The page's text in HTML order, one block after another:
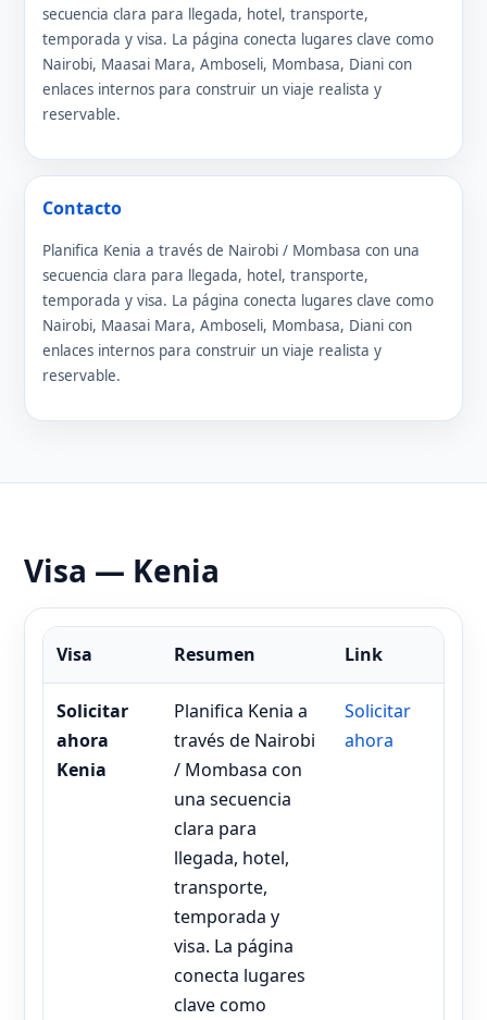
secuencia clara para llegada, hotel, transporte,
temporada y visa. La página conecta lugares clave como
Nairobi, Maasai Mara, Amboseli, Mombasa, Diani con
enlaces internos para construir un viaje realista y
reservable.
Contacto
Planifica Kenia a través de Nairobi / Mombasa con una
secuencia clara para llegada, hotel, transporte,
temporada y visa. La página conecta lugares clave como
Nairobi, Maasai Mara, Amboseli, Mombasa, Diani con
enlaces internos para construir un viaje realista y
reservable.
Visa — Kenia
Visa Resumen Link
Solicitar
ahora
Kenia
Planifica Kenia a
través de Nairobi
/ Mombasa con
una secuencia
clara para
llegada, hotel,
transporte,
temporada y
visa. La página
conecta lugares
clave como
Solicitar
ahora